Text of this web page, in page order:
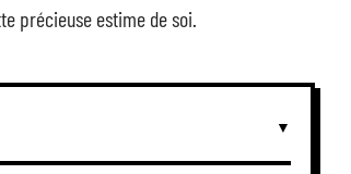
précieuse estime de soi.